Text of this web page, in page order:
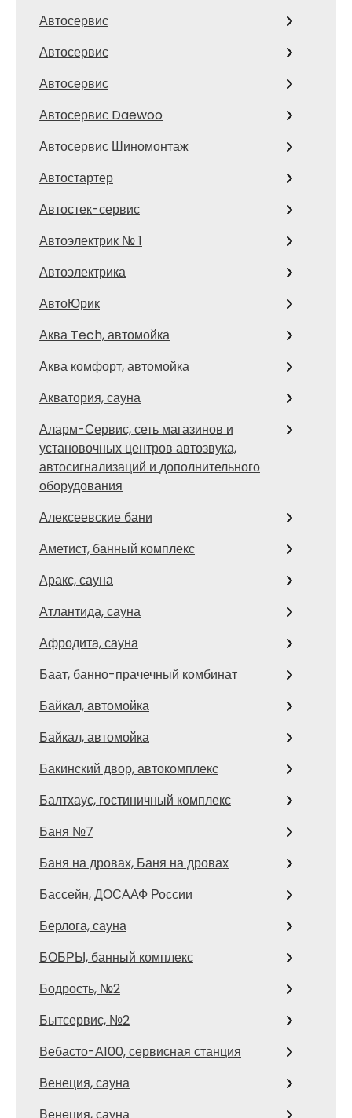
Автосервис
Автосервис
Автосервис
Автосервис Daewoo
Автосервис Шиномонтаж
Автостартер
Автостек-сервис
Автоэлектрик № 1
Автоэлектрика
АвтоЮрик
Аква Tech, автомойка
Аква комфорт, автомойка
Акватория, сауна
Аларм-Сервис, сеть магазинов и
установочных центров автозвука,
автосигнализаций и дополнительного
оборудования
Алексеевские бани
Аметист, банный комплекс
Аракс, сауна
Атлантида, сауна
Афродита, сауна
Баат, банно-прачечный комбинат
Байкал, автомойка
Байкал, автомойка
Бакинский двор, автокомплекс
Балтхаус, гостиничный комплекс
Баня №7
Баня на дровах, Баня на дровах
Бассейн, ДОСААФ России
Берлога, сауна
БОБРЫ, банный комплекс
Бодрость, №2
Бытсервис, №2
Вебасто-А100, сервисная станция
Венеция, сауна